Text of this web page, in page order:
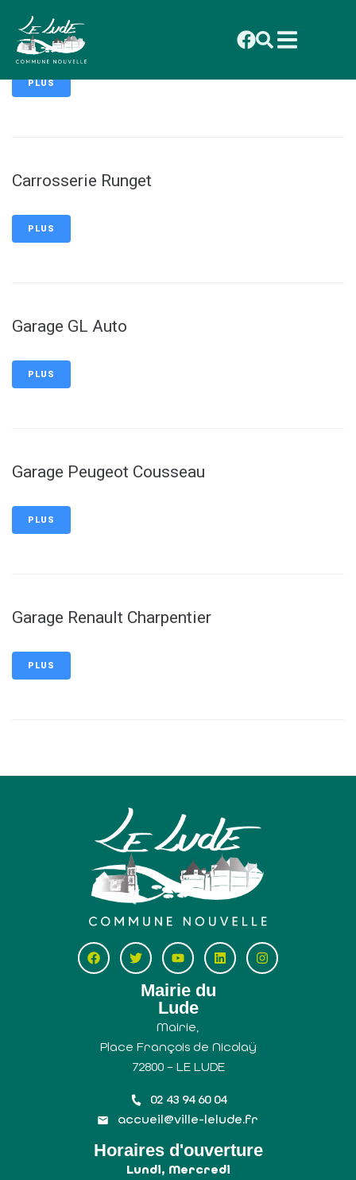
principal
Garage Fermine Loic
PLUS
Carrosserie Runget
PLUS
Garage GL Auto
PLUS
Garage Peugeot Cousseau
PLUS
Garage Renault Charpentier
PLUS
Mairie du
Lude
Mairie,
Place François de Nicolaÿ
72800 – LE LUDE
02 43 94 60 04
accueil@ville-lelude.fr
Horaires d'ouverture
Lundi, Mercredi